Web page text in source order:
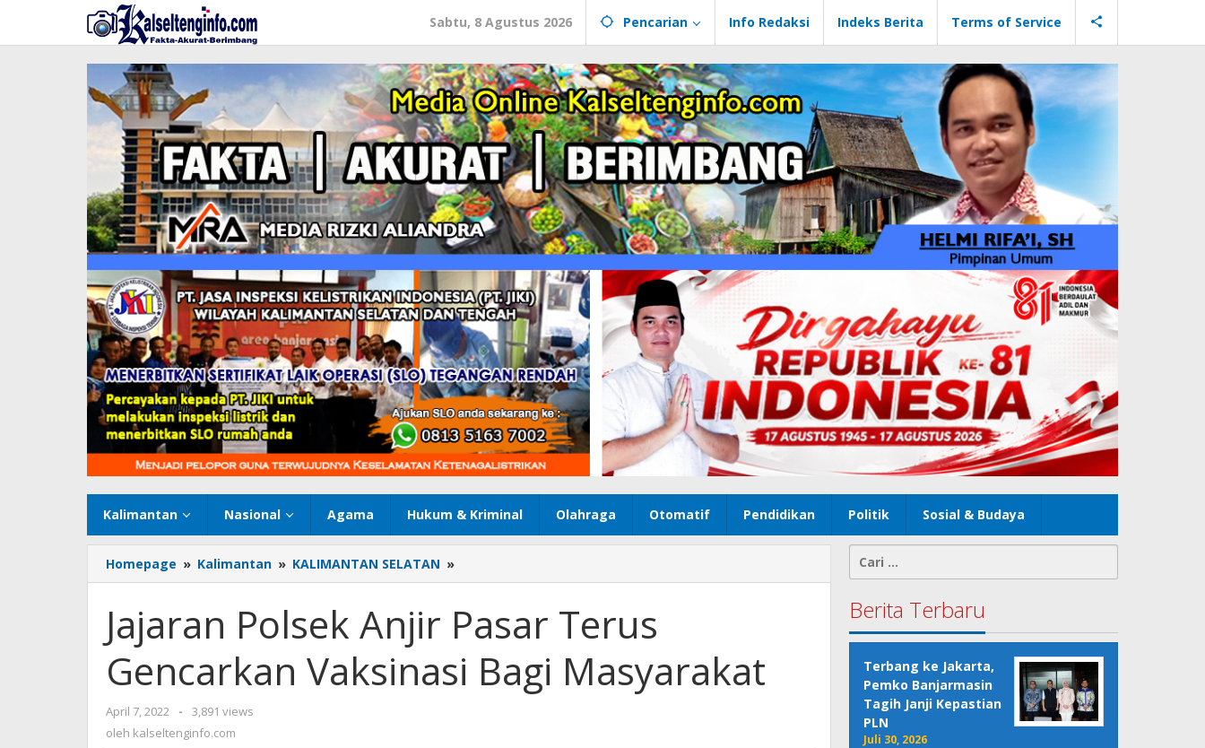
konten
Sabtu, 8 Agustus 2026 Pencarian Info Redaksi Indeks Berita Terms of Service
Kalimantan Nasional Agama Hukum & Kriminal Olahraga Otomatif Pendidikan Politik Sosial & Budaya
Homepage » Kalimantan » KALIMANTAN SELATAN »
Polsek
Pasar
Terus
Gencarkan
Vaksinasi
Jajaran Polsek Anjir Pasar Terus
Gencarkan Vaksinasi Bagi Masyarakat
April 7, 2022
oleh
kalseltenginfo.com
-
3,891 views
oleh kalseltenginfo.com
untuk:
Berita Terbaru
Terbang ke Jakarta,
Pemko Banjarmasin
Tagih Janji Kepastian
PLN
Juli 30, 2026